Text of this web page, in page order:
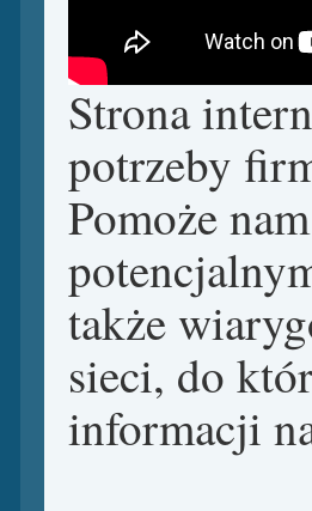
Strona
potrzeby
Pomoże
także
sieci, do
informacji